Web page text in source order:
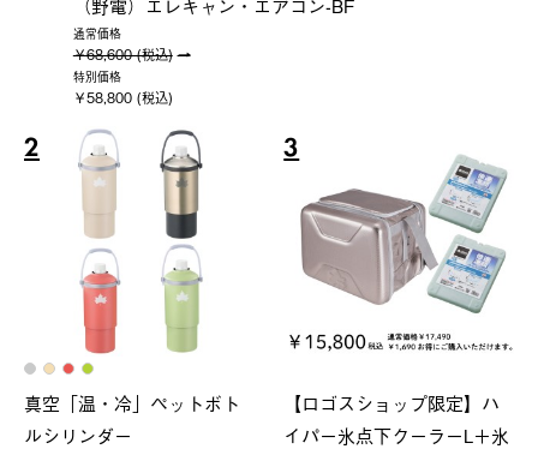
通常価格
￥68,600 (税込)
特別価格
￥58,800 (税込)
2
真空「温・冷」ペットボト
ルシリンダー
3
【ロゴスショップ限定】ハ
イパー氷点下クーラーL＋氷